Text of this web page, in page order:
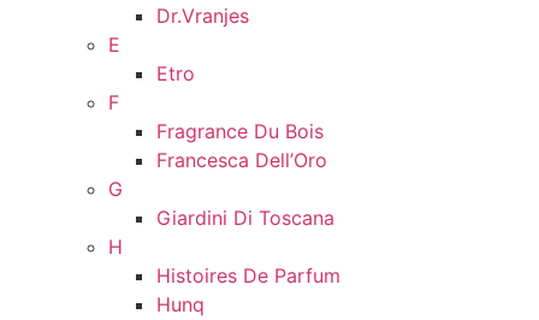
Dr.Vranjes
E
Etro
F
Fragrance Du Bois
Francesca Dell’Oro
G
Giardini Di Toscana
H
Histoires De Parfum
Hunq